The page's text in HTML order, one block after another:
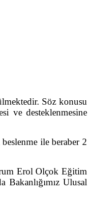
Söz konusu
ve desteklenmesine
ile beraber 2
Erol Olçok Eğitim
Ulusal